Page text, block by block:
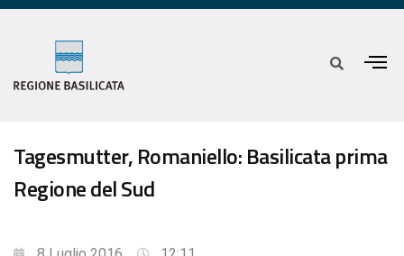
Tagesmutter, Romaniello: Basilicata prima
Regione del Sud